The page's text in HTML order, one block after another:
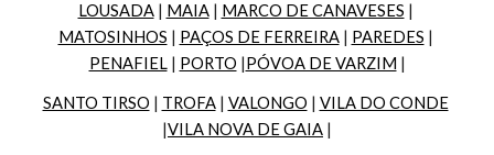
LOUSADA | MAIA | MARCO DE CANAVESES
MATOSINHOS | PAÇOS DE FERREIRA | PAREDES
PENAFIEL | PORTO |PÓVOA DE VARZIM |
SANTO TIRSO | TROFA | VALONGO | VILA DO CONDE
|VILA NOVA DE GAIA |